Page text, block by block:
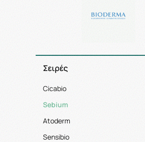
Σειρές
Cicabio
Sebium
Atoderm
Sensibio